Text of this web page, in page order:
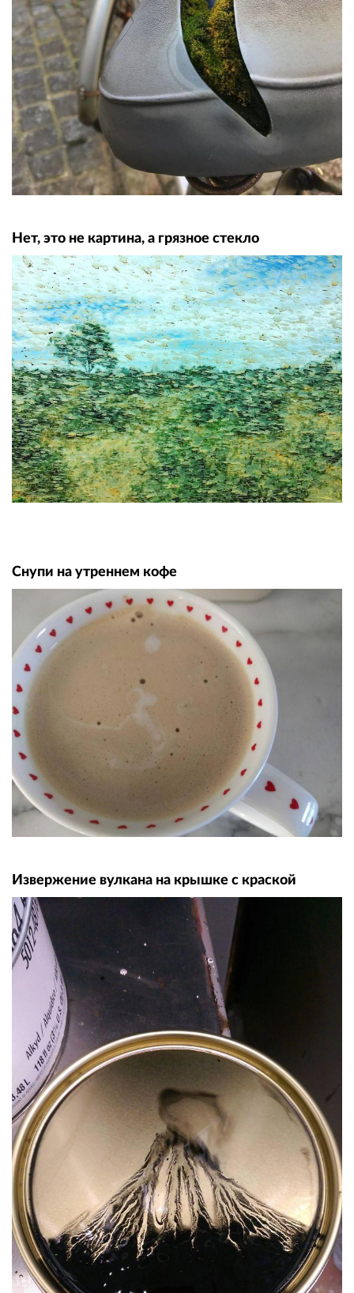
Нет, это не картина, а грязное стекло
Снупи на утреннем кофе
Извержение вулкана на крышке с краской